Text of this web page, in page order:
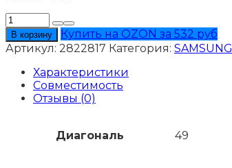
Количество
товара
Подсветка
SAMSUNG
UЕ49NU7479U
В корзину
Купить на OZON за 532 руб
Артикул: 2822817 Категория: SAMSUNG
Характеристики
Совместимость
Отзывы (0)
Диагональ 49